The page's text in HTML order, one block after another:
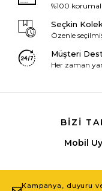
%100
Seçkin
Özenle
Müşteri
Her zaman
BIZI
Mobil
Kampanya, duyuru